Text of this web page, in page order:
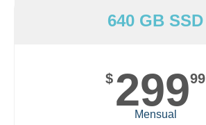
640 GB SSD
$ 29999
Mensual